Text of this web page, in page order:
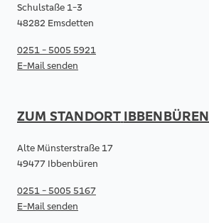
Schulstaße 1-3
48282 Emsdetten
0251 - 5005 5921
E-Mail senden
ZUM STANDORT IBBENBÜREN
Alte Münsterstraße 17
49477 Ibbenbüren
0251 - 5005 5167
E-Mail senden